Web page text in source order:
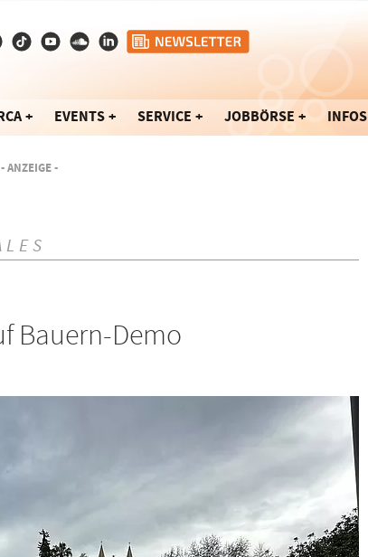
EVENTS SERVICE JOBBÖRSE INFOS
- ANZEIGE -
Bauern-Demo